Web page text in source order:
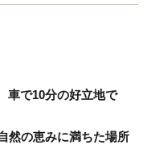
車で10分の好立地で
然の恵みに満ちた場所